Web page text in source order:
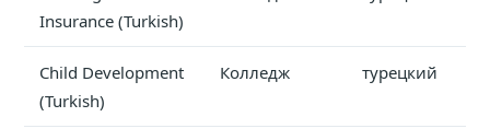
Insurance (Turkish)
Child Development
(Turkish)
Колледж турецкий